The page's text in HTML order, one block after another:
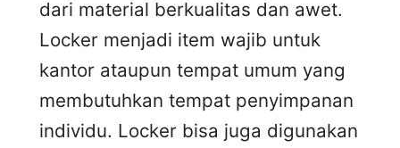
dari material berkualitas dan awet.
Locker menjadi item wajib untuk
kantor ataupun tempat umum yang
membutuhkan tempat penyimpanan
individu. Locker bisa juga digunakan